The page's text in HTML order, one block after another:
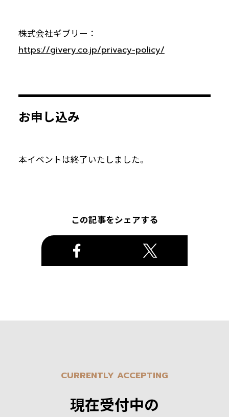
株式会社ギブリー：
https://givery.co.jp/privacy-policy/
お申し込み
本イベントは終了いたしました。
この記事をシェアする
CURRENTLY ACCEPTING
現在受付中の